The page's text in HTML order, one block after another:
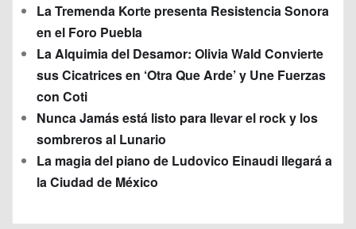
La Tremenda Korte presenta Resistencia Sonora
en el Foro Puebla
La Alquimia del Desamor: Olivia Wald Convierte
sus Cicatrices en ‘Otra Que Arde’ y Une Fuerzas
con Coti
Nunca Jamás está listo para llevar el rock y los
sombreros al Lunario
La magia del piano de Ludovico Einaudi llegará a
la Ciudad de México